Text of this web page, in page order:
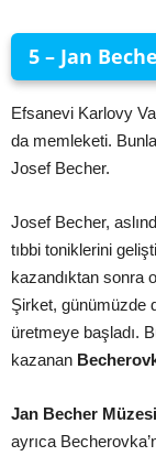
5 – Jan
Efsanevi Karlovy
da memleketi.
Josef Becher.
Josef Becher,
tıbbi toniklerini
kazandıktan sonra
Şirket, günümüzde
üretmeye başladı.
kazanan
Jan Becher Müzesi
ayrıca